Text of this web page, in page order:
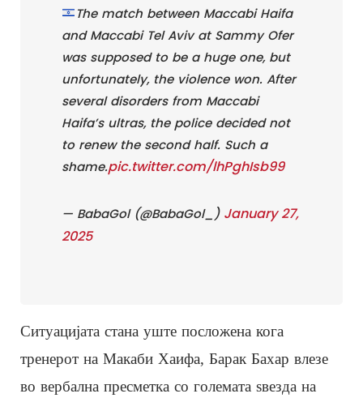
The match between Maccabi Haifa
and Maccabi Tel Aviv at Sammy Ofer
was supposed to be a huge one, but
unfortunately, the violence won. After
several disorders from Maccabi
Haifa’s ultras, the police decided not
to renew the second half. Such a
shame.pic.twitter.com/lhPghIsb99
— BabaGol (@BabaGol_) January 27,
2025
Ситуацијата стана уште посложена кога
тренерот на Макаби Хаифа, Барак Бахар влезе
во вербална пресметка со големата ѕвезда на